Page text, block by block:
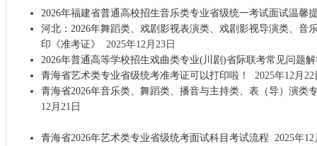
2026年福建省普通高校招生音乐类专业省级统一考试面试温馨
河北：2026年舞蹈类、戏剧影视表演类、戏剧影视导演类、音
印《准考证》
2025年12月23日
2026年普通高等学校招生戏曲类专业(川剧)省际联考常见问题解
青海省艺术类专业省级统考准考证可以打印啦！
2025年12月22
青海省2026年音乐类、舞蹈类、播音与主持类、表（导）演类
12月21日
青海省2026年艺术类专业省级统考面试科目考试流程 2025年12